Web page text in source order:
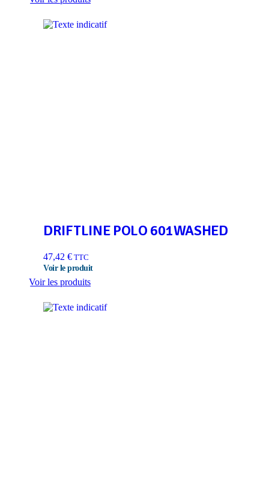
DRIFTLINE POLO 601WASHED
47,42 € TTC
Voir les produits